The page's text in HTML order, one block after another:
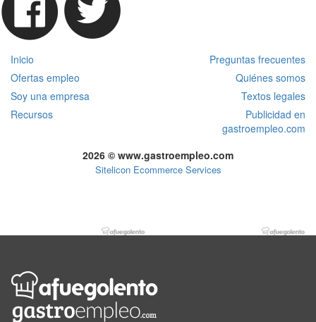
Inicio
Preguntas frecuentes
Ofertas empleo
Quiénes somos
Soy una empresa
Textos legales
Recursos
Publicidad en
gastroempleo.com
2026 © www.gastroempleo.com
Sitelicon Ecommerce Services